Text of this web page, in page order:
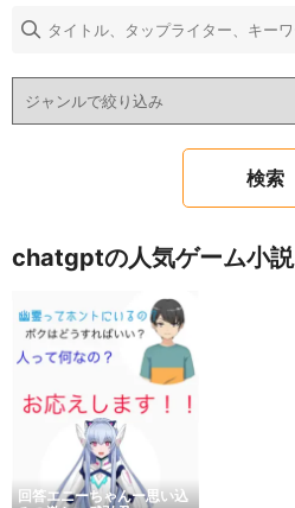
chatgptの人気ゲーム小説
回答エニーちゃんー思い込